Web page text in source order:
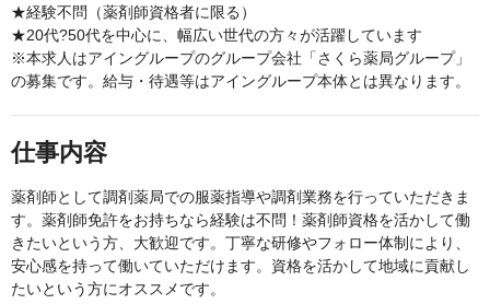
★経験不問（薬剤師資格者に限る）
★20代?50代を中心に、幅広い世代の方々が活躍しています
※本求人はアイングループのグループ会社「さくら薬局グループ」
の募集です。給与・待遇等はアイングループ本体とは異なります。
仕事内容
薬剤師として調剤薬局での服薬指導や調剤業務を行っていただきま
す。薬剤師免許をお持ちなら経験は不問！薬剤師資格を活かして働
きたいという方、大歓迎です。丁寧な研修やフォロー体制により、
安心感を持って働いていただけます。資格を活かして地域に貢献し
たいという方にオススメです。